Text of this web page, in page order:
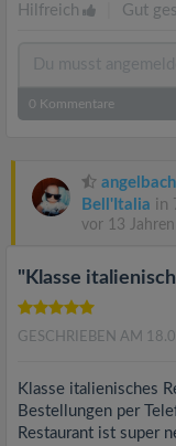
Hilfreich Gut
0 Kommentare
Bell'Italia in
vor 13 Jahren
"Klasse
GESCHRIEBEN AM
Klasse italienisches
Bestellungen per
Restaurant ist super